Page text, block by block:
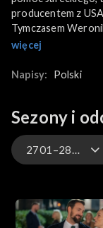
producentem z
Tymczasem
Wiesława
chorego, która
jednym zakładzie.
ugody. Natalia
klienta, którego
Ryman po
więcej
Napisy: Polski
Sezony i
2701–2800
3201-3300